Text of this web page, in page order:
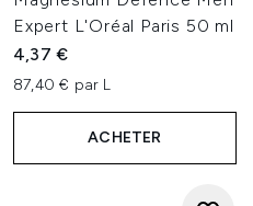
Expert L'Oréal Paris 50 ml
4,37 €
87,40 € par L
ACHETER